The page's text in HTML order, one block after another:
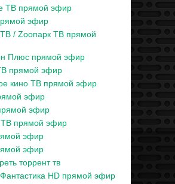
ТВ прямой эфир
эфир
/ Zooпарк ТВ прямой
Плюс прямой эфир
прямой эфир
кино ТВ прямой эфир
эфир
эфир
ТВ прямой эфир
эфир
эфир
торрент тв
HD прямой эфир